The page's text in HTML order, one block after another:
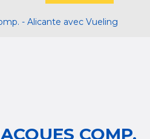
- Alicante avec Vueling
COMP.